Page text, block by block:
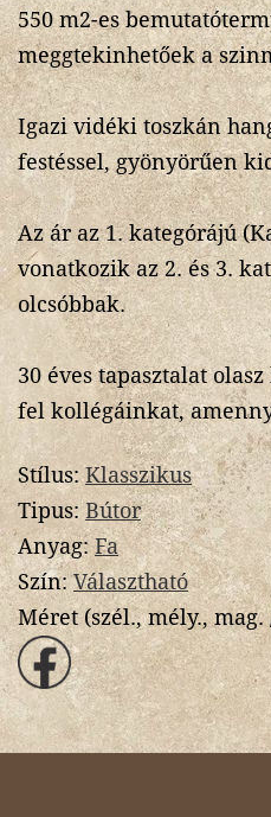
550 m2-es
meggtekinhetőek a
Igazi vidéki toszkán
festéssel, gyönyörűen
Az ár az 1. kategórájú
vonatkozik az 2. és 3.
olcsóbbak.
30 éves tapasztalat
fel kollégáinkat,
Stílus:Klasszikus
Tipus: Bútor
Anyag:Fa
Szín:Választható
Méret (szél., mély.,